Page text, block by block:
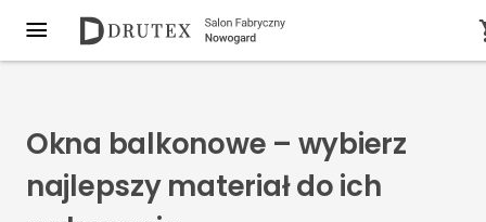
Okna balkonowe – wybierz
najlepszy materiał do ich